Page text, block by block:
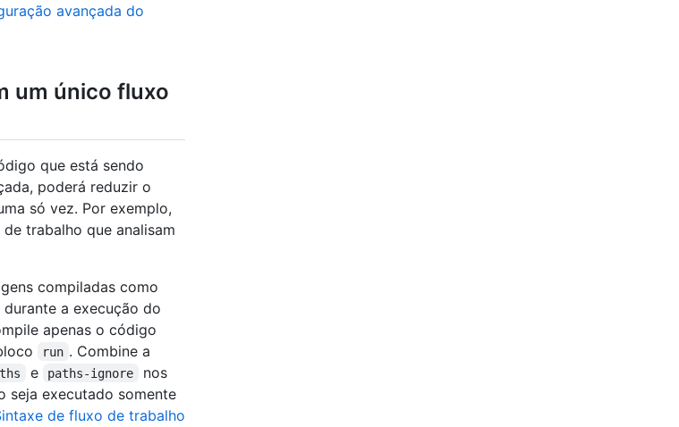
avançada do
um único fluxo
que está sendo
poderá reduzir o
só vez. Por exemplo,
trabalho que analisam
compiladas como
a execução do
apenas o código
run . Combine a
e paths-ignore
nos
seja executado somente
de fluxo de trabalho